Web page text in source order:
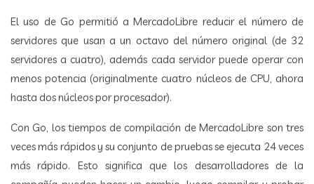
El uso de Go permitió a MercadoLibre reducir el número de
servidores que usan a un octavo del número original (de 32
servidores a cuatro), además cada servidor puede operar con
menos potencia (originalmente cuatro núcleos de CPU, ahora
hasta dos núcleos por procesador).
Con Go, los tiempos de compilación de MercadoLibre son tres
veces más rápidos y su conjunto de pruebas se ejecuta 24 veces
más rápido. Esto significa que los desarrolladores de la